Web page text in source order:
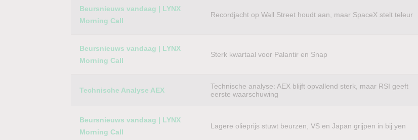
Beursnieuws vandaag | LYNX
Morning Call
Recordjacht op Wall Street houdt aan, maar SpaceX stelt teleur
Beursnieuws vandaag | LYNX
Morning Call
Sterk kwartaal voor Palantir en Snap
Technische Analyse AEX
Technische analyse: AEX blijft opvallend sterk, maar RSI geeft
eerste waarschuwing
Beursnieuws vandaag | LYNX
Morning Call
Lagere olieprijs stuwt beurzen, VS en Japan grijpen in bij yen